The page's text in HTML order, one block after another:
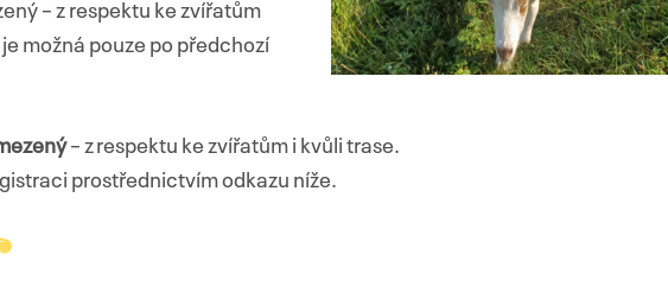
– z respektu ke zvířatům
možná pouze po předchozí
– z respektu ke zvířatům i kvůli trase.
prostřednictvím odkazu níže.